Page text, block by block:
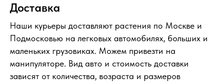
Доставка
Наши курьеры доставляют растения по Москве и
Подмосковью на легковых автомобилях, больших и
маленьких грузовиках. Можем привезти на
манипуляторе. Вид авто и стоимость доставки
зависят от количества, возраста и размеров